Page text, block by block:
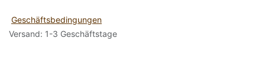
Geschäftsbedingungen
Versand: 1-3 Geschäftstage